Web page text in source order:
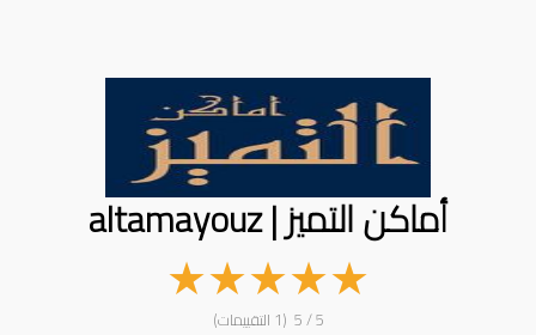
أماكن التميز | altamayouz
★
★
★
★
★ 5 / 5 (1 التقييمات)